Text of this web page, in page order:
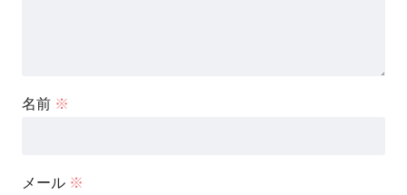
名前 ※
メール ※